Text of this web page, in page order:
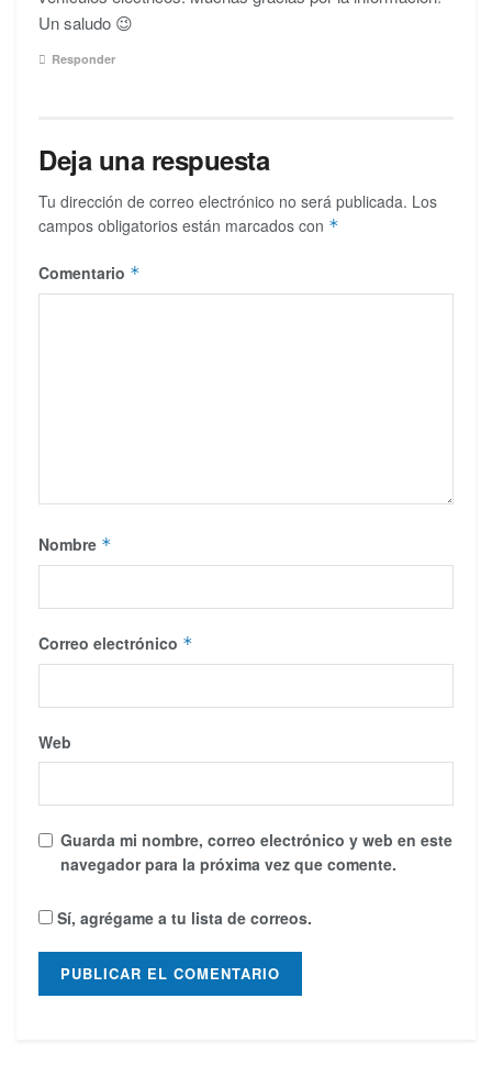
Un saludo 😉
Responder
Deja una respuesta
Tu dirección de correo electrónico no será publicada. Los
campos obligatorios están marcados con *
Comentario *
Nombre *
Correo electrónico *
Web
Guarda mi nombre, correo electrónico y web en este
navegador para la próxima vez que comente.
Sí, agrégame a tu lista de correos.